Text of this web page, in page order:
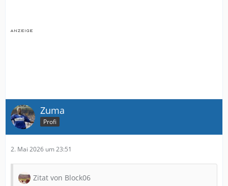
Zuma
Profi
2. Mai 2026 um 23:51
Zitat von Block06